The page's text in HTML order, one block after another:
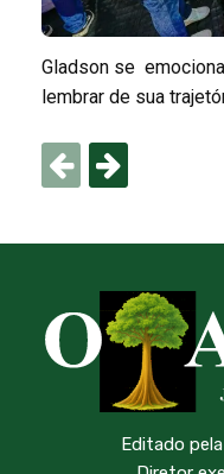
Gladson se
lembrar de sua
Editado